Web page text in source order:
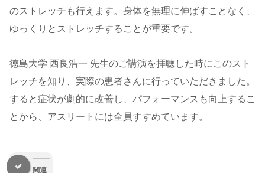
のストレッチも行えます。身体を無理に伸ばすことなく、
ゆっくりとストレッチすることが重要です。
徳島大学 西良浩一 先生のご講演を拝聴した時にこのスト
レッチを知り、実際の患者さんに行っていただきました。
すると症状が劇的に改善し、パフォーマンスも向上するこ
とから、アスリートには全員すすめています。
関連